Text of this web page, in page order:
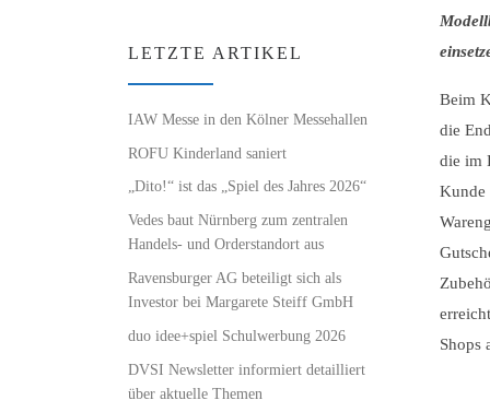
Beim
die
die im
Kunde
Shops
LETZTE ARTIKEL
IAW Messe in den Kölner Messehallen
ROFU Kinderland saniert
„Dito!“ ist das „Spiel des Jahres 2026“
Vedes baut Nürnberg zum zentralen
Handels- und Orderstandort aus
Ravensburger AG beteiligt sich als
Investor bei Margarete Steiff GmbH
duo idee+spiel Schulwerbung 2026
DVSI Newsletter informiert detailliert
über aktuelle Themen